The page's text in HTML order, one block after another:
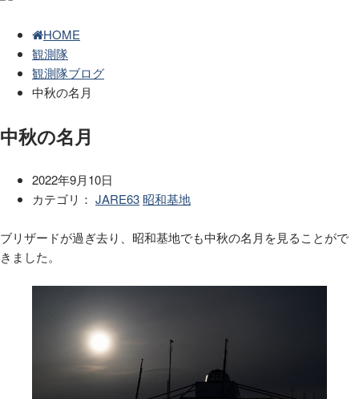
HOME
観測隊
観測隊ブログ
中秋の名月
中秋の名月
2022年9月10日
カテゴリ： JARE63 昭和基地
ブリザードが過ぎ去り、昭和基地でも中秋の名月を見ることがで
きました。